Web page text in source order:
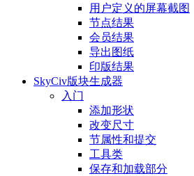
用户定义的屏幕截图
节点结果
会员结果
导出图纸
印版结果
SkyCiv版块生成器
入门
添加形状
改变尺寸
节属性和提交
工具类
保存和加载部分